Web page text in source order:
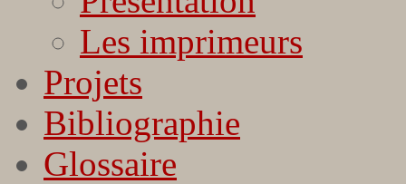
Les imprimeurs
Projets
Bibliographie
Glossaire